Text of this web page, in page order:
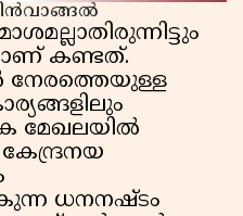
കണ്ടത്.
നേരത്തെയുള്ള
മേഖലയിൽ
ധനനഷ്ടം